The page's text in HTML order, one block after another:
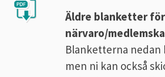
Äldre blanketter för
närvaro/
Blanketterna nedan
men ni kan också